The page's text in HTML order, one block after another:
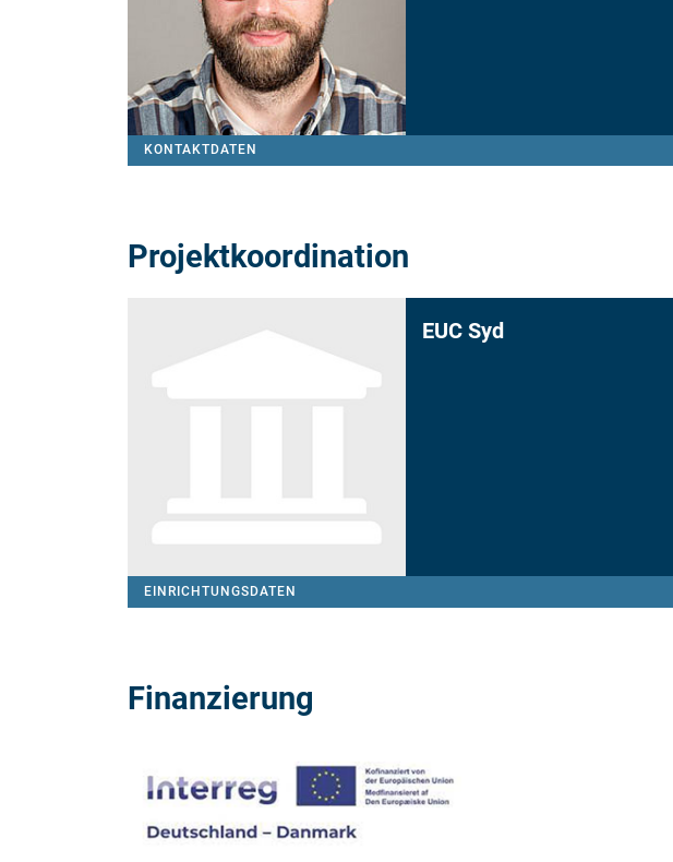
KONTAKTDATEN
Projektkoordination
EUC Syd
EINRICHTUNGSDATEN
Finanzierung